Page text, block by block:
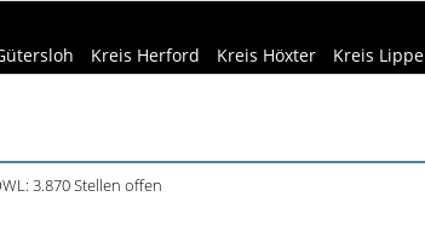
Kreis Herford Kreis Höxter Kreis Lippe
3.870 Stellen offen